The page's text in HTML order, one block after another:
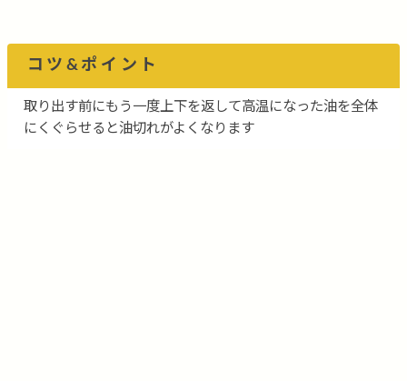
コツ&ポイント
取り出す前にもう一度上下を返して高温になった油を全体
にくぐらせると油切れがよくなります